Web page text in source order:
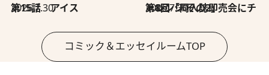
2026.7.30
第15話 アイス 2026.7.30
第8回「同人誌即売会にチャレンジ その2」
コミック＆エッセイルームTOP